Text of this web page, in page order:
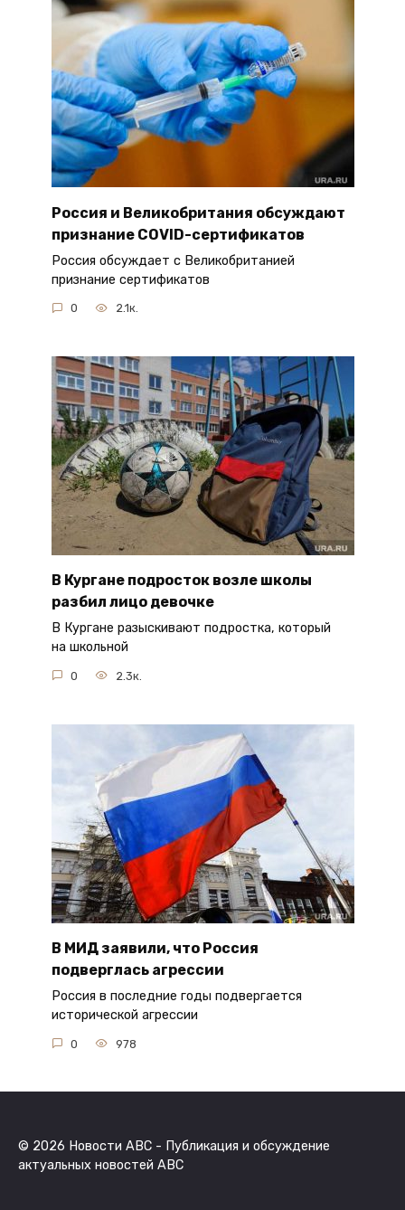
Россия и Великобритания обсуждают
признание COVID-сертификатов
Россия обсуждает с Великобританией
признание сертификатов
0 2.1к.
В Кургане подросток возле школы
разбил лицо девочке
В Кургане разыскивают подростка, который
на школьной
0 2.3к.
В МИД заявили, что Россия
подверглась агрессии
Россия в последние годы подвергается
исторической агрессии
0 978
© 2026 Новости ABC - Публикация и обсуждение
актуальных новостей ABC